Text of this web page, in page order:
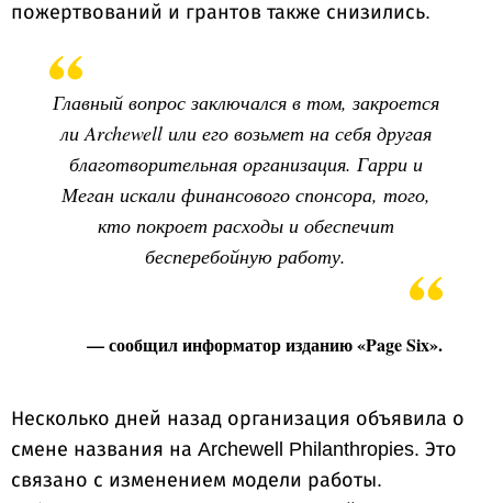
пожертвований и грантов также снизились.
Главный вопрос заключался в том, закроется
ли Archewell или его возьмет на себя другая
благотворительная организация. Гарри и
Меган искали финансового спонсора, того,
кто покроет расходы и обеспечит
бесперебойную работу.
— сообщил информатор изданию «Page Six».
Несколько дней назад организация объявила о
смене названия на Archewell Philanthropies. Это
связано с изменением модели работы.